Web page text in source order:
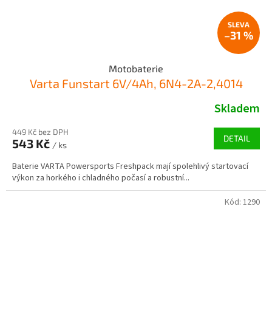
–31 %
Motobaterie
Varta Funstart 6V/4Ah, 6N4-2A-2,4014
Skladem
449 Kč bez DPH
543 Kč / ks
DETAIL
Baterie VARTA Powersports Freshpack mají spolehlivý startovací
výkon za horkého i chladného počasí a robustní...
Kód: 1290